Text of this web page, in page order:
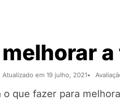
Atualizado em 19 julho, 2021
que fazer para